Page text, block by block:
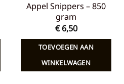
Appel Snippers – 850
gram
€6,50
TOEVOEGEN AAN
WINKELWAGEN